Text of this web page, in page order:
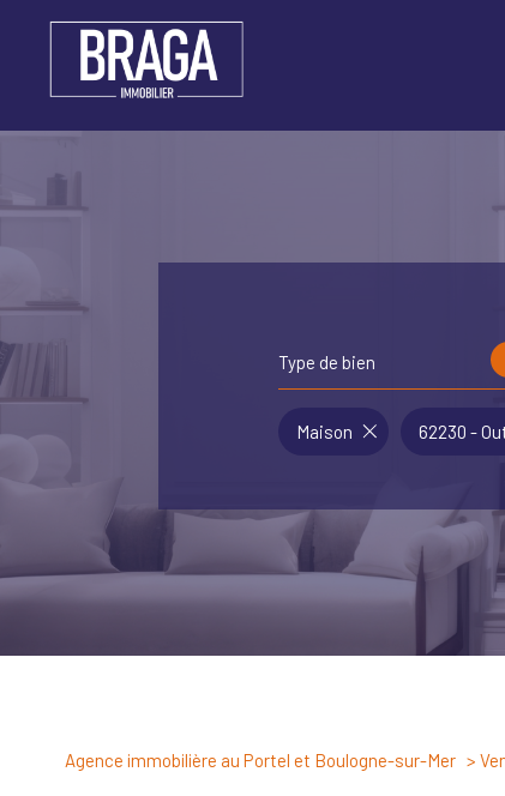
Type de bien
Maison 62230 -
Agence immobilière au Portel et Boulogne-sur-Mer